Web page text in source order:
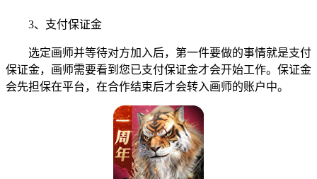
3、支付保证金
选定画师并等待对方加入后，第一件要做的事情就是支付
保证金，画师需要看到您已支付保证金才会开始工作。保证金
会先担保在平台，在合作结束后才会转入画师的账户中。